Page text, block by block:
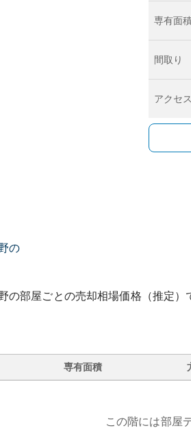
専有面
間取り
アクセス
の
の部屋ごとの売却相場価格（推定）
専有面積
この階には部屋